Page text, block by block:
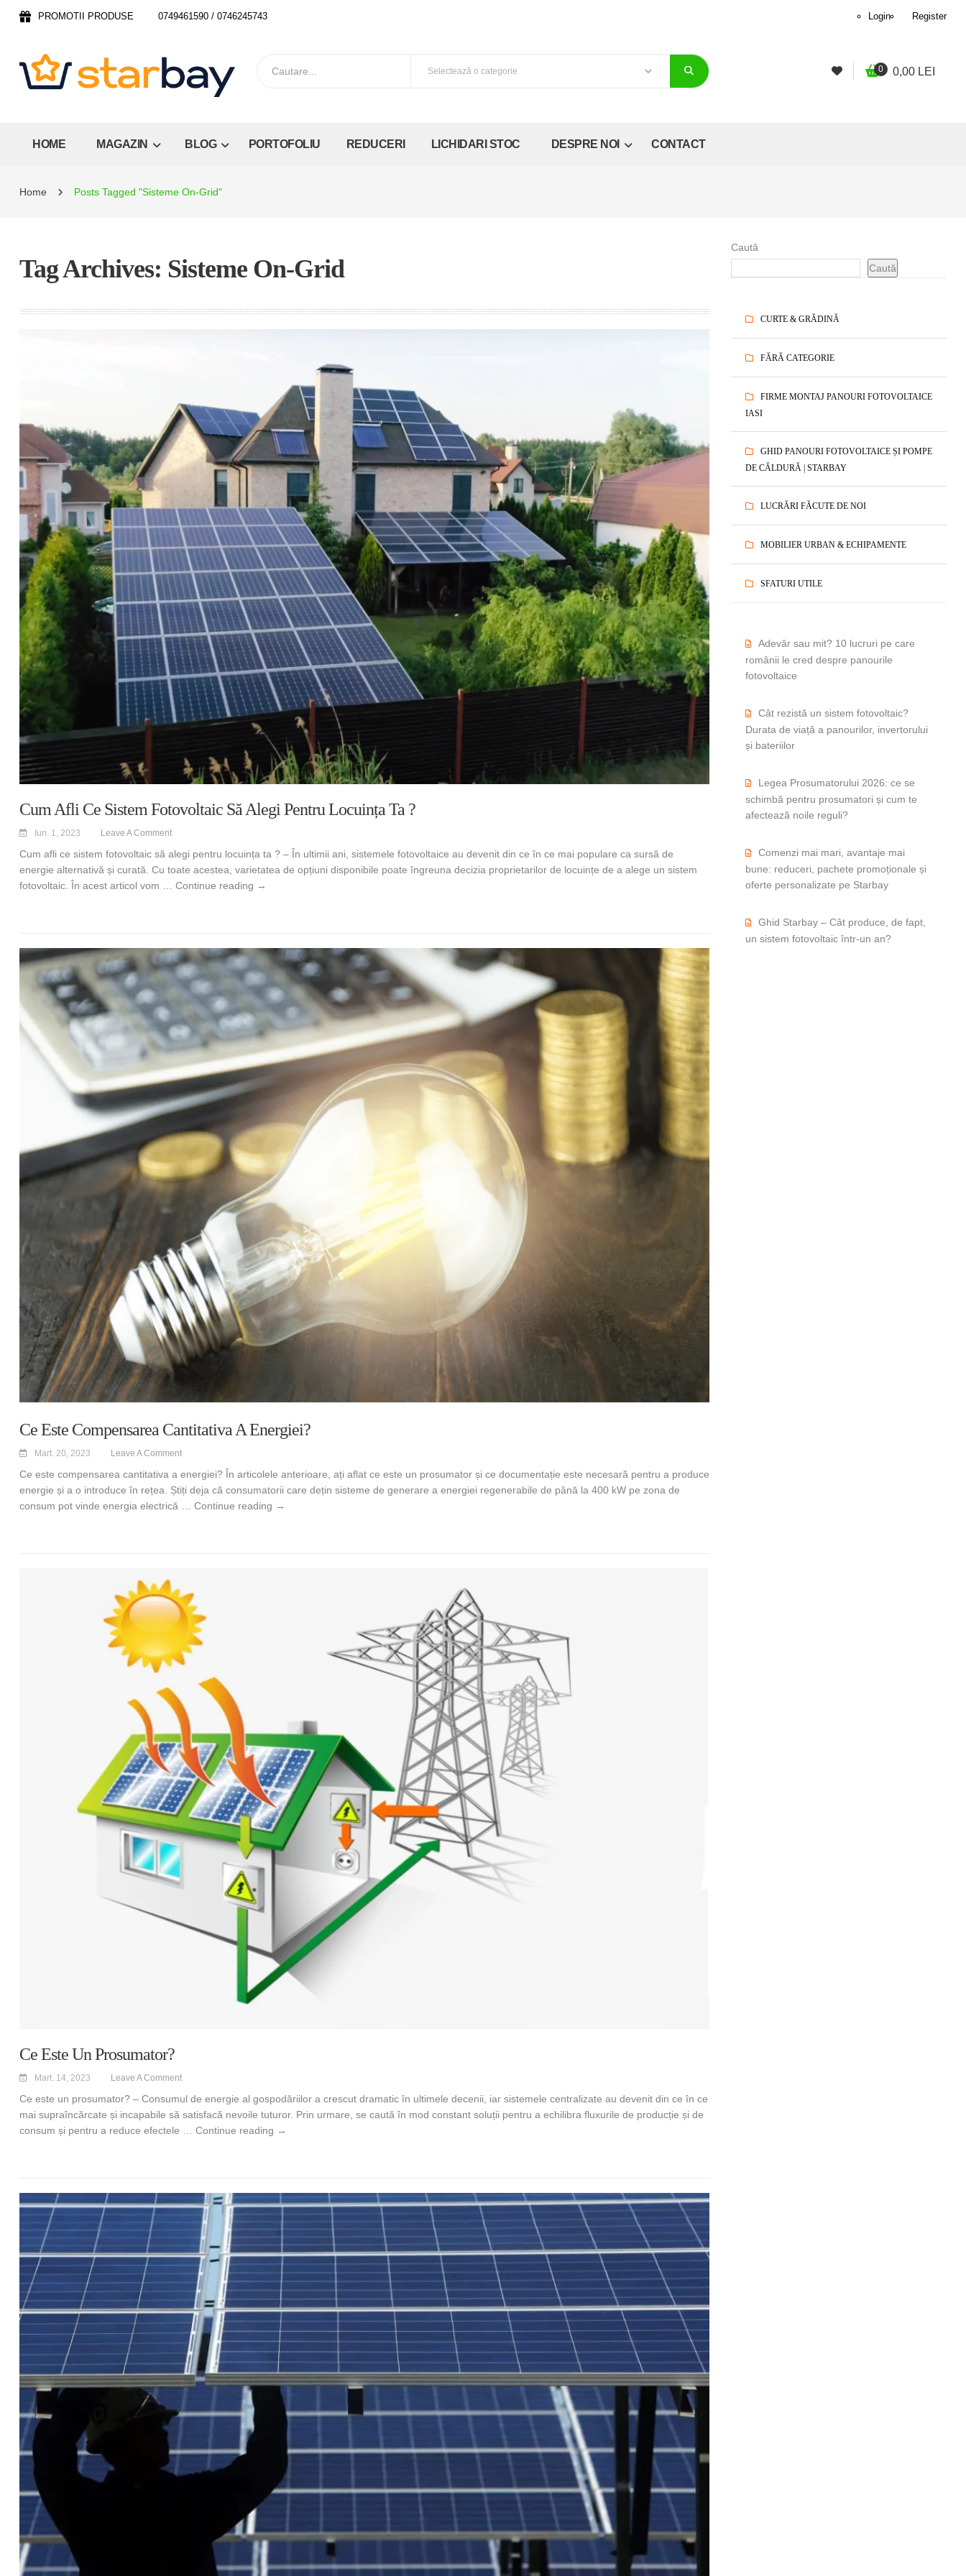
PROMOTII PRODUSE 0749461590 / 0746245743 Login Register
0 0,00 LEI
HOME MAGAZIN BLOG PORTOFOLIU REDUCERI LICHIDARI STOC DESPRE NOI CONTACT
Home Posts Tagged "Sisteme On-Grid"
Caută
Caută
CURTE & GRĂDINĂ
FĂRĂ CATEGORIE
FIRME MONTAJ PANOURI FOTOVOLTAICE
IASI
GHID PANOURI FOTOVOLTAICE ȘI POMPE
DE CĂLDURĂ | STARBAY
LUCRĂRI FĂCUTE DE NOI
MOBILIER URBAN & ECHIPAMENTE
SFATURI UTILE
Adevăr sau mit? 10 lucruri pe care
românii le cred despre panourile
fotovoltaice
Cât rezistă un sistem fotovoltaic?
Durata de viață a panourilor, invertorului
și bateriilor
Legea Prosumatorului 2026: ce se
schimbă pentru prosumatori și cum te
afectează noile reguli?
Comenzi mai mari, avantaje mai
bune: reduceri, pachete promoționale și
oferte personalizate pe Starbay
Ghid Starbay – Cât produce, de fapt,
un sistem fotovoltaic într-un an?
Tag Archives: Sisteme On-Grid
Cum Afli Ce Sistem Fotovoltaic Să Alegi Pentru Locuința Ta ?
Iun. 1, 2023 Leave A Comment
Cum afli ce sistem fotovoltaic să alegi pentru locuința ta ? – În ultimii ani, sistemele fotovoltaice au devenit din ce în ce mai populare ca sursă de
energie alternativă și curată. Cu toate acestea, varietatea de opțiuni disponibile poate îngreuna decizia proprietarilor de locuințe de a alege un sistem
fotovoltaic. În acest articol vom … Continue reading Cum afli ce sistem fotovoltaic să alegi pentru locuința ta ?
→
Ce Este Compensarea Cantitativa A Energiei?
Mart. 20, 2023 Leave A Comment
Ce este compensarea cantitativa a energiei? În articolele anterioare, ați aflat ce este un prosumator și ce documentație este necesară pentru a produce
energie și a o introduce în rețea. Știți deja că consumatorii care dețin sisteme de generare a energiei regenerabile de până la 400 kW pe zona de
consum pot vinde energia electrică … Continue reading Ce este compensarea cantitativa a energiei?
→
Ce Este Un Prosumator?
Mart. 14, 2023 Leave A Comment
Ce este un prosumator? – Consumul de energie al gospodăriilor a crescut dramatic în ultimele decenii, iar sistemele centralizate au devenit din ce în ce
mai supraîncărcate și incapabile să satisfacă nevoile tuturor. Prin urmare, se caută în mod constant soluții pentru a echilibra fluxurile de producție și de
consum și pentru a reduce efectele … Continue reading Ce este un prosumator?
→